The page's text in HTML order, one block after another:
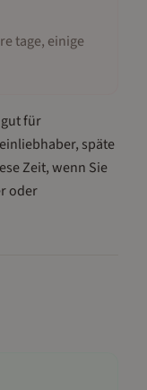
tage, einige
für
späte
Zeit, wenn Sie
oder